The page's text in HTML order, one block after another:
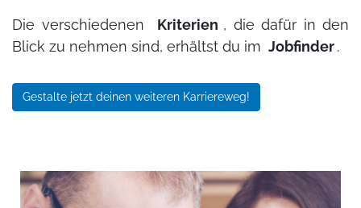
Die verschiedenen Kriterien , die dafür in den
Blick zu nehmen sind, erhältst du im Jobfinder.
Gestalte jetzt deinen weiteren Karriereweg!